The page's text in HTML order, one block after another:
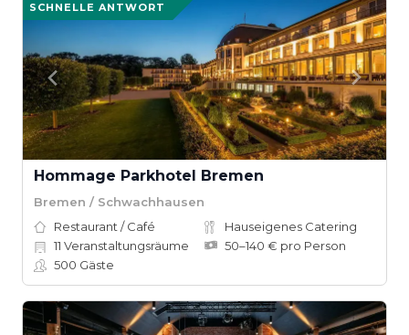
SCHNELLE ANTWORT
Hommage Parkhotel Bremen
Bremen / Schwachhausen
Restaurant / Café
Hauseigenes Catering
11 Veranstaltungsräume
50–140 € pro Person
500 Gäste